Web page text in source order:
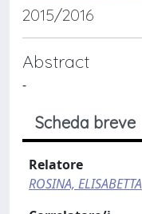
2015/2016
Abstract
-
Scheda breve
Relatore
ROSINA, ELISABETTA